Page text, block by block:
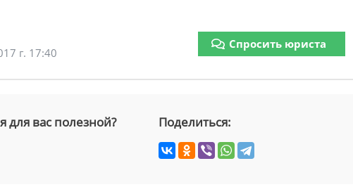
г. 17:40
Спросить юриста
для вас полезной? Поделиться: